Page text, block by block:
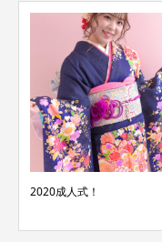
2020成人式！